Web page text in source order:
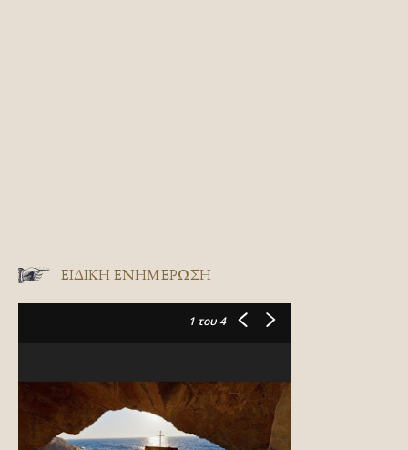
ΕΙΔΙΚΉ ΕΝΗΜΈΡΩΣΗ
1 του 4